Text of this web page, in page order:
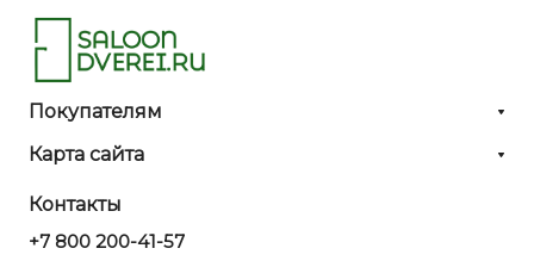
Покупателям
Карта сайта
Контакты
+7 800 200-41-57